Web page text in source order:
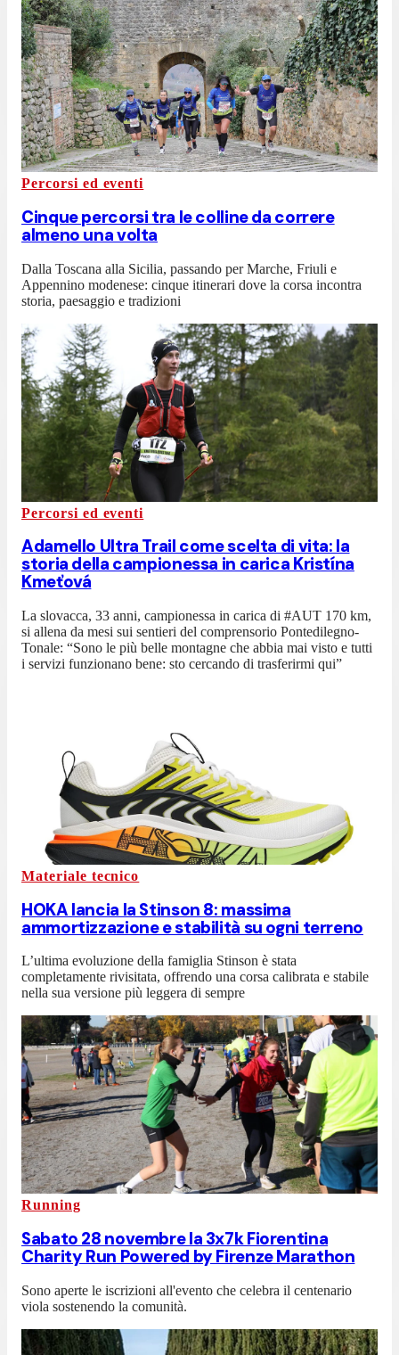
Percorsi ed eventi
Cinque percorsi tra le colline da correre
almeno una volta
Dalla Toscana alla Sicilia, passando per Marche, Friuli e
Appennino modenese: cinque itinerari dove la corsa incontra
storia, paesaggio e tradizioni
Percorsi ed eventi
Adamello Ultra Trail come scelta di vita: la
storia della campionessa in carica Kristína
Kmeťová
La slovacca, 33 anni, campionessa in carica di #AUT 170 km,
si allena da mesi sui sentieri del comprensorio Pontedilegno-
Tonale: “Sono le più belle montagne che abbia mai visto e tutti
i servizi funzionano bene: sto cercando di trasferirmi qui”
Materiale tecnico
HOKA lancia la Stinson 8: massima
ammortizzazione e stabilità su ogni terreno
L’ultima evoluzione della famiglia Stinson è stata
completamente rivisitata, offrendo una corsa calibrata e stabile
nella sua versione più leggera di sempre
Running
Sabato 28 novembre la 3x7k Fiorentina
Charity Run Powered by Firenze Marathon
Sono aperte le iscrizioni all'evento che celebra il centenario
viola sostenendo la comunità.